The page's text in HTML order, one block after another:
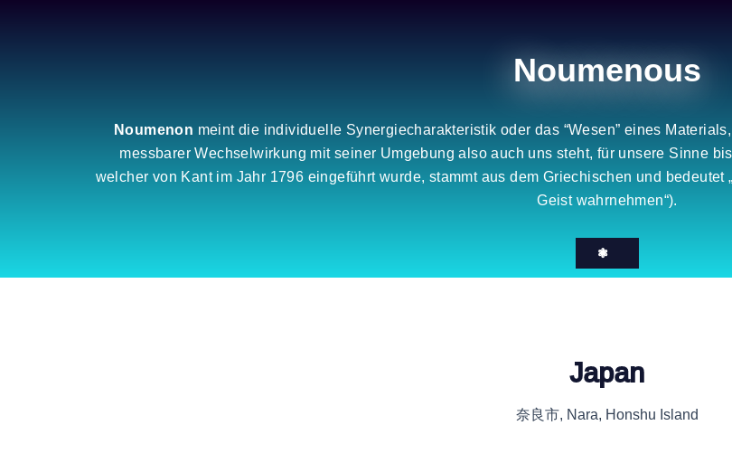
Noumenous
Noumenon meint die individuelle Synergiecharakteristik oder das “Wesen” eines
messbarer Wechselwirkung mit seiner Umgebung also auch uns steht, für unsere Sinne
welcher von Kant im Jahr 1796 eingeführt wurde, stammt aus dem Griechischen und bedeutet
Geist wahrnehmen“).
❃
Japan
奈良市, Nara, Honshu Island